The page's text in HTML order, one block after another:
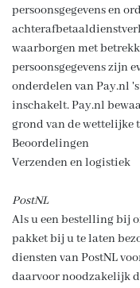
persoonsgegevens en
waarborgen met
persoonsgegevens zijn
onderdelen van Pay.nl
inschakelt. Pay.nl
grond van de wettelijke
Beoordelingen
Verzenden en logistiek
PostNL
Als u een bestelling bij
pakket bij u te laten
diensten van PostNL
daarvoor noodzakelijk